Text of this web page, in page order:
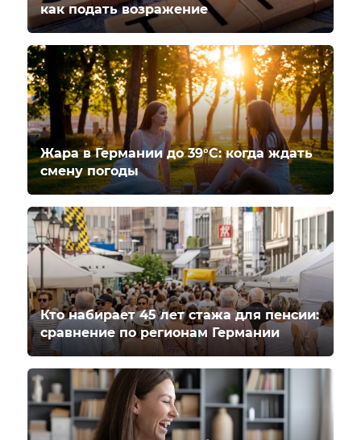
как подать возражение
Жара в Германии до 39°C: когда ждать
смену погоды
Кто набирает 45 лет стажа для пенсии:
сравнение по регионам Германии